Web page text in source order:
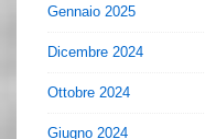
Gennaio 2025
Dicembre 2024
Ottobre 2024
Giugno 2024